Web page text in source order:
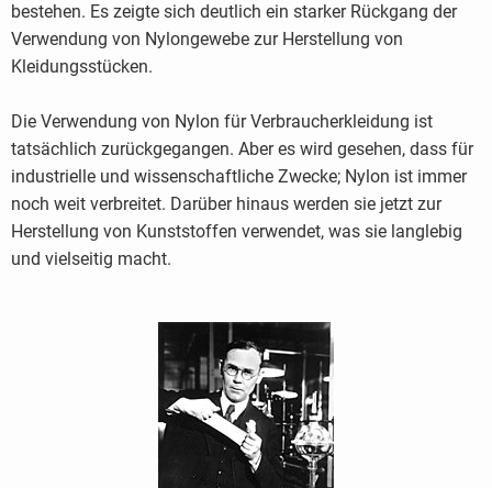
bestehen. Es zeigte sich deutlich ein starker Rückgang der
Verwendung von Nylongewebe zur Herstellung von
Kleidungsstücken.
Die Verwendung von Nylon für Verbraucherkleidung ist
tatsächlich zurückgegangen. Aber es wird gesehen, dass für
industrielle und wissenschaftliche Zwecke; Nylon ist immer
noch weit verbreitet. Darüber hinaus werden sie jetzt zur
Herstellung von Kunststoffen verwendet, was sie langlebig
und vielseitig macht.